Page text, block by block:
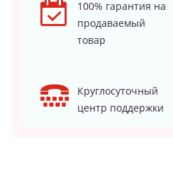
100% гарантия на
продаваемый
товар
Круглосуточный
центр поддержки